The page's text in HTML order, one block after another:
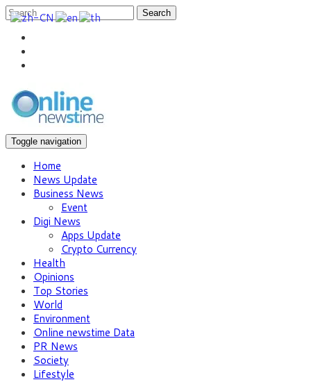
Search
Toggle navigation
Home
News Update
Business News
Event
Digi News
Apps Update
Crypto Currency
Health
Opinions
Top Stories
World
Environment
Online newstime Data
PR News
Society
Lifestyle